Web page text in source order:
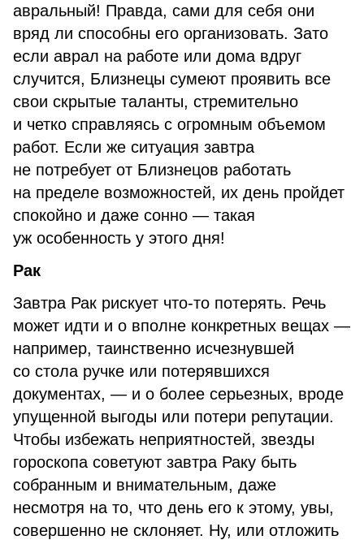
авральный! Правда, сами для себя они
вряд ли способны его организовать. Зато
если аврал на работе или дома вдруг
случится, Близнецы сумеют проявить все
свои скрытые таланты, стремительно
и четко справляясь с огромным объемом
работ. Если же ситуация завтра
не потребует от Близнецов работать
на пределе возможностей, их день пройдет
спокойно и даже сонно — такая
уж особенность у этого дня!
Рак
Завтра Рак рискует что-то потерять. Речь
может идти и о вполне конкретных вещах —
например, таинственно исчезнувшей
со стола ручке или потерявшихся
документах, — и о более серьезных, вроде
упущенной выгоды или потери репутации.
Чтобы избежать неприятностей, звезды
гороскопа советуют завтра Раку быть
собранным и внимательным, даже
несмотря на то, что день его к этому, увы,
совершенно не склоняет. Ну, или отложить